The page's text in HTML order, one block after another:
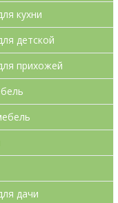
кухни
детcкой
прихожей
дачи